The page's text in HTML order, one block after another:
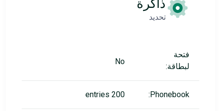
ذاكرة
تحديد
فتحة
لبطاقة:
No
Phonebook:
200 entries